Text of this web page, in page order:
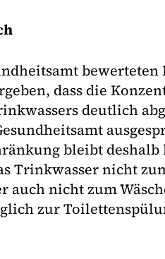
bewerteten
dass die
deutlich
bleibt deshalb
Trinkwasser nicht
auch nicht zum
zur